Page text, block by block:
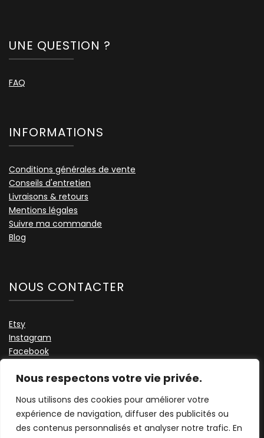
Nous respectons votre vie privée.
Nous utilisons des cookies pour améliorer votre
expérience de navigation, diffuser des publicités ou
des contenus personnalisés et analyser notre trafic. En
UNE QUESTION ?
FAQ
INFORMATIONS
Conditions générales de vente
Conseils d'entretien
Livraisons & retours
Mentions légales
Suivre ma commande
Blog
NOUS CONTACTER
Etsy
Instagram
Facebook
TikTok